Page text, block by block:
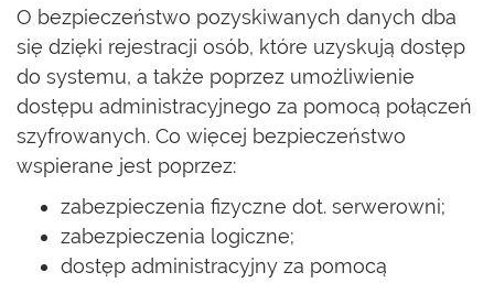
O bezpieczeństwo pozyskiwanych danych dba
się dzięki rejestracji osób, które uzyskują dostęp
do systemu, a także poprzez umożliwienie
dostępu administracyjnego za pomocą połączeń
szyfrowanych. Co więcej bezpieczeństwo
wspierane jest poprzez:
zabezpieczenia fizyczne dot. serwerowni;
zabezpieczenia logiczne;
dostęp administracyjny za pomocą